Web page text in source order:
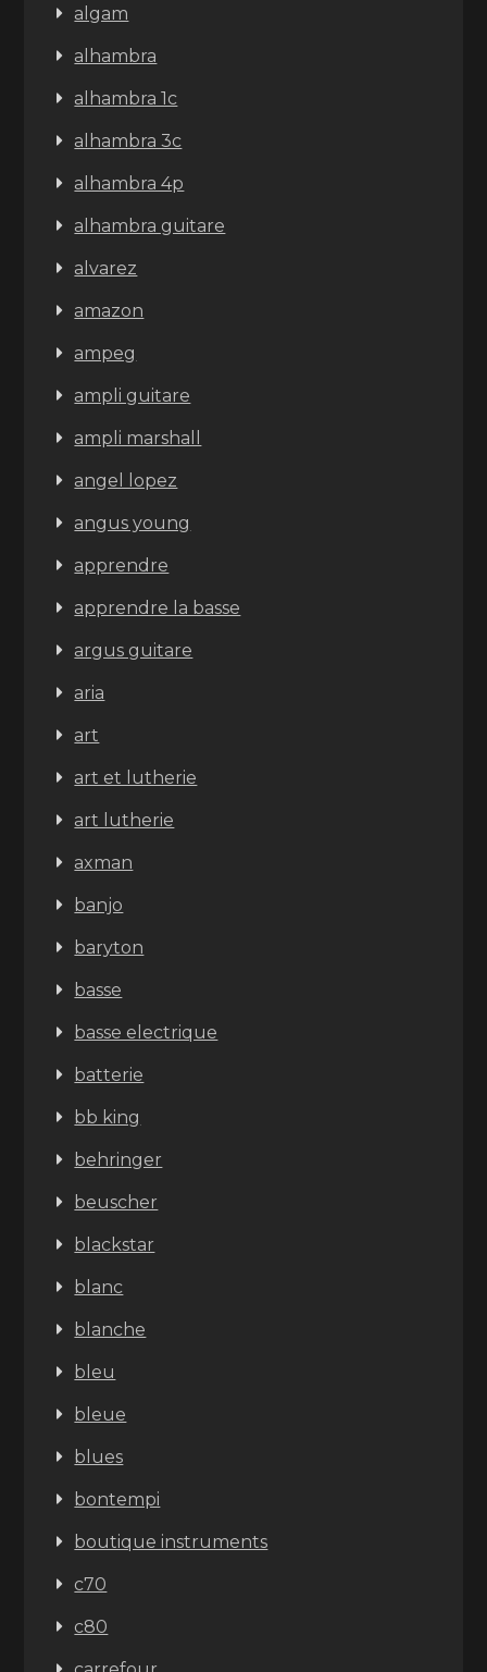
algam
alhambra
alhambra 1c
alhambra 3c
alhambra 4p
alhambra guitare
alvarez
amazon
ampeg
ampli guitare
ampli marshall
angel lopez
angus young
apprendre
apprendre la basse
argus guitare
aria
art
art et lutherie
art lutherie
axman
banjo
baryton
basse
basse electrique
batterie
bb king
behringer
beuscher
blackstar
blanc
blanche
bleu
bleue
blues
bontempi
boutique instruments
c70
c80